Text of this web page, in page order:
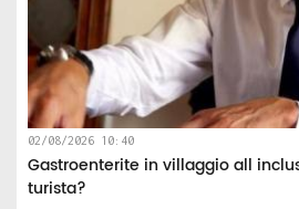
02/08/2026 10:40
Gastroenterite in villaggio all
turista?